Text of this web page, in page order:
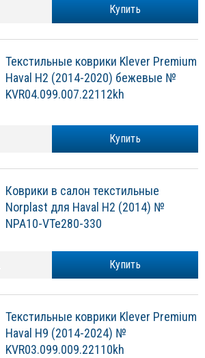
Купить
Текстильные коврики Klever Premium
Haval H2 (2014-2020) бежевые №
KVR04.099.007.22112kh
Купить
Коврики в салон текстильные
Norplast для Haval H2 (2014) №
NPA10-VTe280-330
Купить
Текстильные коврики Klever Premium
Haval H9 (2014-2024) №
KVR03.099.009.22110kh